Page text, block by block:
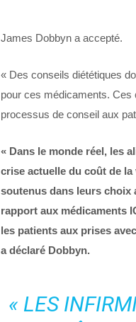
James Dobbyn a accepté.
« Des conseils diététiques
pour ces médicaments. Ces
processus de conseil aux
« Dans le monde réel, les
crise actuelle du coût de
soutenus dans leurs choix
rapport aux médicaments
les patients aux prises
a déclaré Dobbyn.
« LES